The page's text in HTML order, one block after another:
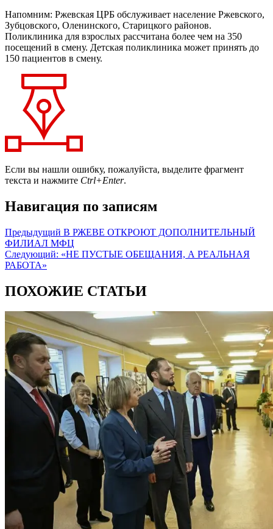
Напомним: Ржевская ЦРБ обслуживает население Ржевского,
Зубцовского, Оленинского, Старицкого районов.
Поликлиника для взрослых рассчитана более чем на 350
посещений в смену. Детская поликлиника может принять до
150 пациентов в смену.
Если вы нашли ошибку, пожалуйста, выделите фрагмент
текста и нажмите Ctrl+Enter.
Навигация по записям
Предыдущий В РЖЕВЕ ОТКРОЮТ ДОПОЛНИТЕЛЬНЫЙ
ФИЛИАЛ МФЦ
Следующий: «НЕ ПУСТЫЕ ОБЕЩАНИЯ, А РЕАЛЬНАЯ
РАБОТА»
ПОХОЖИЕ СТАТЬИ